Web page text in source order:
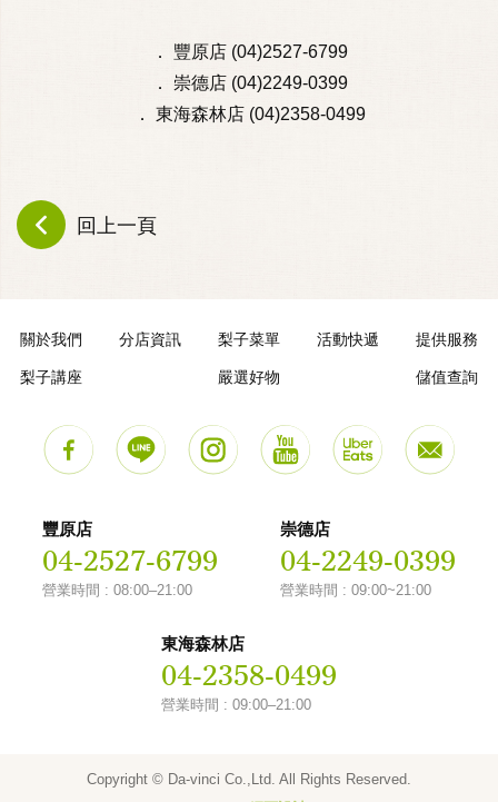
． 豐原店 (04)2527-6799
． 崇德店 (04)2249-0399
． 東海森林店 (04)2358-0499
回上一頁
關於我們 分店資訊 梨子菜單 活動快遞 提供服務
梨子講座 嚴選好物 儲值查詢
豐原店
04-2527-6799
營業時間 : 08:00–21:00
崇德店
04-2249-0399
營業時間 : 09:00~21:00
東海森林店
04-2358-0499
營業時間 : 09:00–21:00
Copyright © Da-vinci Co.,Ltd. All Rights Reserved.